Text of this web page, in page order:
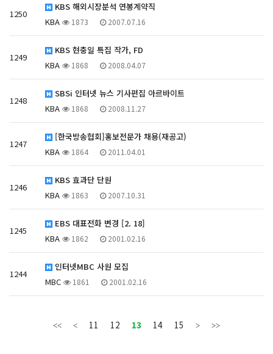
1250
KBS 해외시장분석 연봉계약직
KBA
1873 2007.07.16
1249
KBS 현충일 특집 작가, FD
KBA
1868 2008.04.07
1248
SBSi 인터넷 뉴스 기사편집 아르바이트
KBA
1868 2008.11.27
1247
[한국방송협회]홍보전문가 채용(재공고)
KBA
1864 2011.04.01
1246
KBS 효과단 단원
KBA
1863 2007.10.31
1245
EBS 대표전화 변경 [2. 18]
KBA
1862 2001.02.16
1244
인터넷MBC 사원 모집
MBC
1861 2001.02.16
11 12 13 14 15